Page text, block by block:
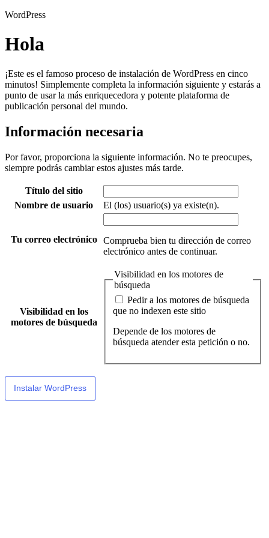
WordPress
Hola
¡Este es el famoso proceso de instalación de WordPress en cinco
minutos! Simplemente completa la información siguiente y estarás a
punto de usar la más enriquecedora y potente plataforma de
publicación personal del mundo.
Información necesaria
Por favor, proporciona la siguiente información. No te preocupes,
siempre podrás cambiar estos ajustes más tarde.
Título del sitio
Nombre de usuario
El (los) usuario(s) ya existe(n).
Tu correo electrónico
Comprueba bien tu dirección de correo
electrónico antes de continuar.
Visibilidad en los
motores de búsqueda
Visibilidad en los motores de
búsqueda
que no indexen este sitio
Depende de los motores de
búsqueda atender esta petición o no.